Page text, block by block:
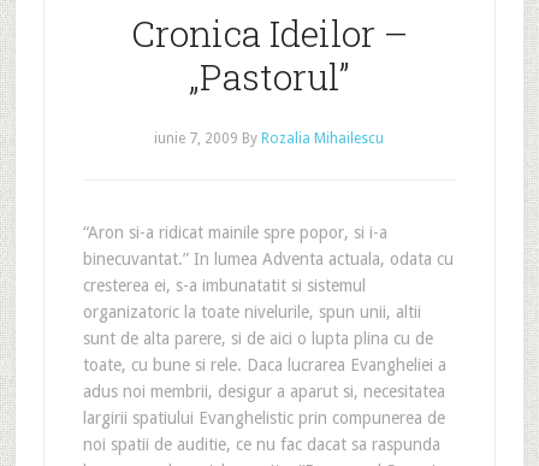
Cronica Ideilor –
„Pastorul”
iunie 7, 2009 By Rozalia Mihailescu
“Aron si-a ridicat mainile spre popor, si i-a
binecuvantat.” In lumea Adventa actuala, odata cu
cresterea ei, s-a imbunatatit si sistemul
organizatoric la toate nivelurile, spun unii, altii
sunt de alta parere, si de aici o lupta plina cu de
toate, cu bune si rele. Daca lucrarea Evangheliei a
adus noi membrii, desigur a aparut si, necesitatea
largirii spatiului Evanghelistic prin compunerea de
noi spatii de auditie, ce nu fac dacat sa raspunda